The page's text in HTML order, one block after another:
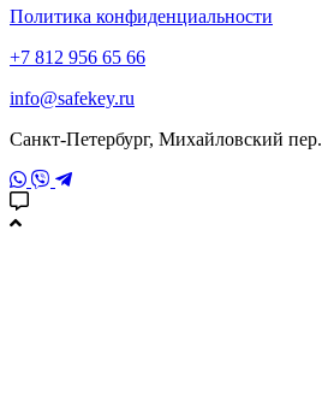
Политика конфиденциальности
+7 812 956 65 66
info@safekey.ru
Санкт-Петербург, Михайловский